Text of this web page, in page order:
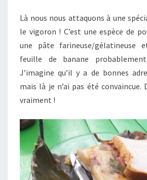
Là nous nous attaquons à une
le vigoron ! C’est une espèce de
une pâte farineuse/gélatineuse
feuille de banane
J’imagine qu’il y a de bonnes
mais là je n’ai pas été
vraiment !